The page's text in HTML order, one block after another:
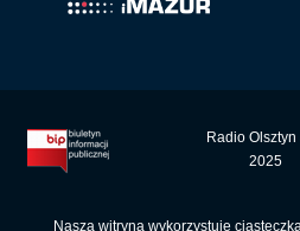
Radio Olsztyn
2025
Nasza witryna wykorzystuje